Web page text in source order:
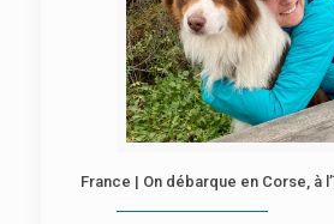
France | On débarque en Corse, à